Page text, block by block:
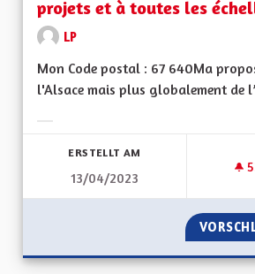
projets et à toutes les
LP
Mon Code postal : 67 640Ma
l'Alsace mais plus globalement de
ERSTELLT AM
13/04/2023